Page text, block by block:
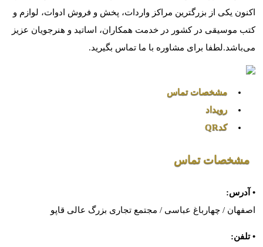
اکنون یکی از بزرگترین مراکز واردات، پخش و فروش ادوات، لوازم و
کتب موسیقی در کشور در خدمت همکاران، اساتید و هنرجویان عزیز
می‌باشد.لطفا برای مشاوره با ما تماس بگیرید.
مشخصات تماس
رویداد
کدQR
مشخصات تماس
• آدرس:
اصفهان / چهارباغ عباسی / مجتمع تجاری بزرگ عالی قاپو
• تلفن: